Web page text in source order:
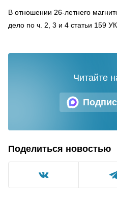
В отношении 26-летнего
дело по ч. 2, 3 и 4 статьи 159
Читайте
Поделиться новостью